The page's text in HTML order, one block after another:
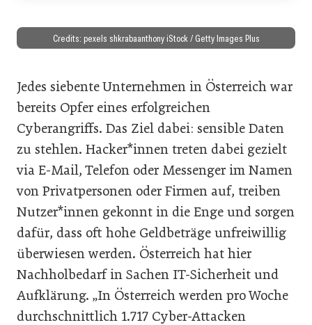
Credits: pexels shkrabaanthony iStock / Getty Images Plus
Jedes siebente Unternehmen in Österreich war
bereits Opfer eines erfolgreichen
Cyberangriffs. Das Ziel dabei: sensible Daten
zu stehlen. Hacker*innen treten dabei gezielt
via E-Mail, Telefon oder Messenger im Namen
von Privatpersonen oder Firmen auf, treiben
Nutzer*innen gekonnt in die Enge und sorgen
dafür, dass oft hohe Geldbeträge unfreiwillig
überwiesen werden. Österreich hat hier
Nachholbedarf in Sachen IT-Sicherheit und
Aufklärung. „In Österreich werden pro Woche
durchschnittlich 1.717 Cyber-Attacken